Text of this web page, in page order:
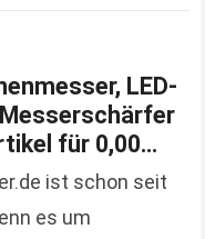
LED-
für 0,00
ist schon seit
es um